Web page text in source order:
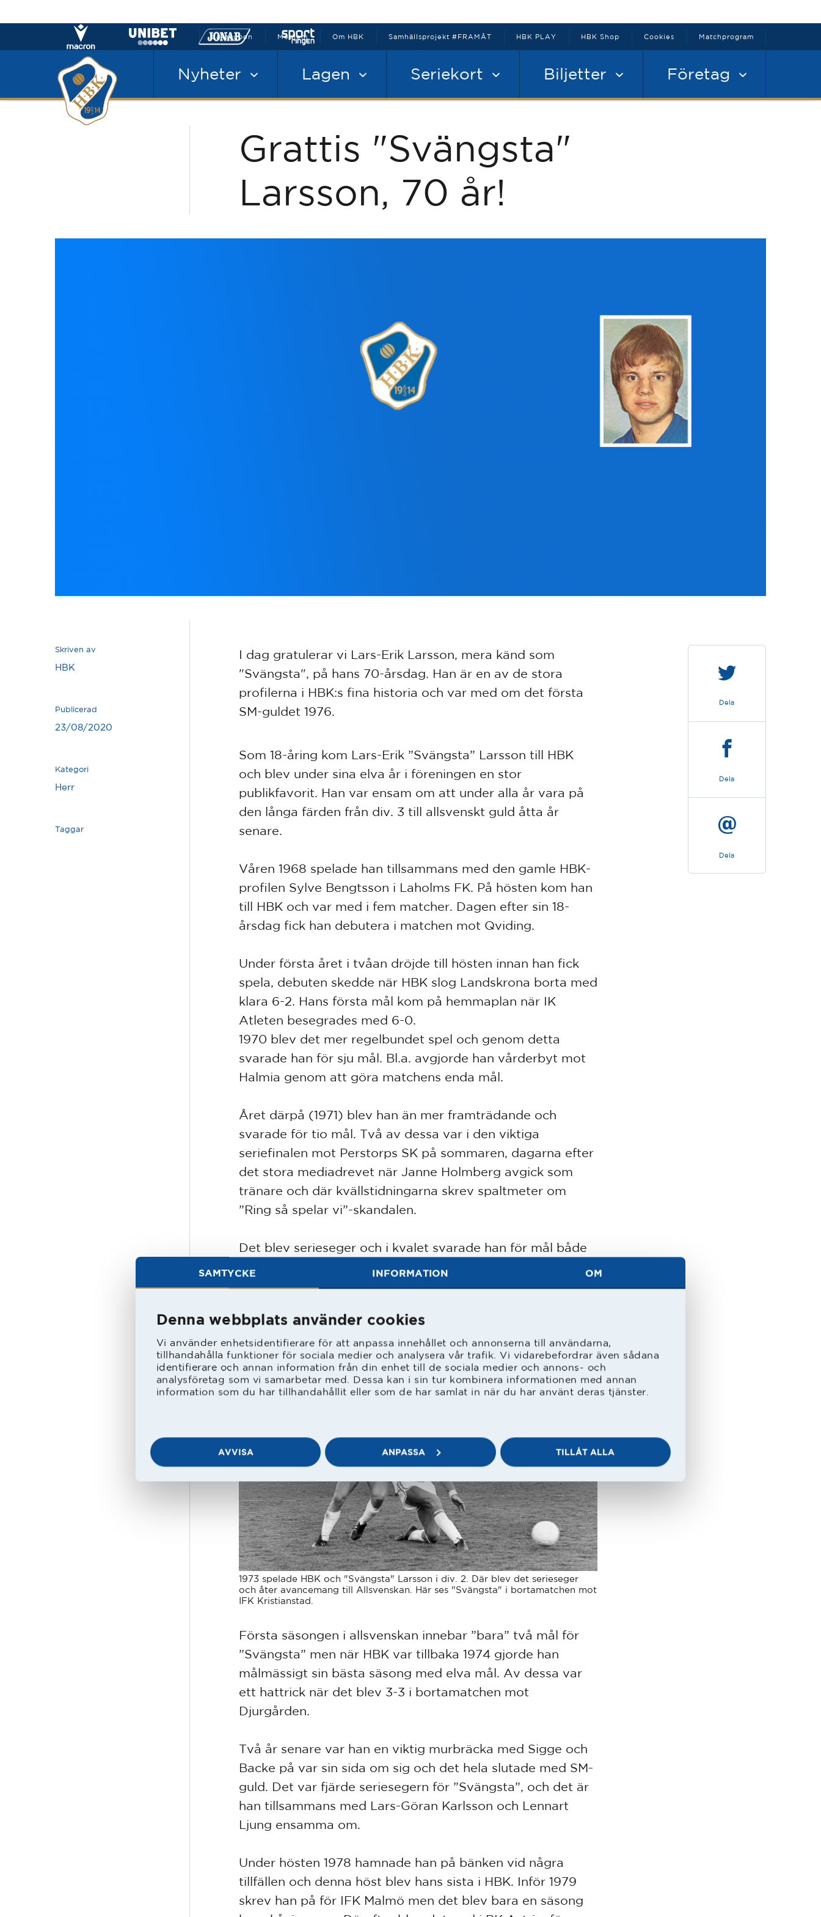
SAMTYCKE INFORMATION OM
Denna webbplats använder cookies
Vi använder enhetsidentifierare för att anpassa innehållet och annonserna till användarna,
tillhandahålla funktioner för sociala medier och analysera vår trafik. Vi vidarebefordrar även sådana
identifierare och annan information från din enhet till de sociala medier och annons- och
analysföretag som vi samarbetar med. Dessa kan i sin tur kombinera informationen med annan
information som du har tillhandahållit eller som de har samlat in när du har använt deras tjänster.
AVVISA ANPASSA TILLÅT ALLA
Nyheter Lagen Seriekort Biljetter Företag
Laxacupen Medlem Om HBK Samhällsprojekt #FRAMÅT HBK PLAY HBK Shop Cookies Matchprogram
Grattis "Svängsta"
Larsson, 70 år!
Skriven av
HBK
Publicerad
23/08/2020
Kategori
Herr
Taggar
Dela
Dela
Dela
I dag gratulerar vi Lars-Erik Larsson, mera känd som
"Svängsta", på hans 70-årsdag. Han är en av de stora
profilerna i HBK:s fina historia och var med om det första
SM-guldet 1976.
Som 18-åring kom Lars-Erik ”Svängsta” Larsson till HBK
och blev under sina elva år i föreningen en stor
publikfavorit. Han var ensam om att under alla år vara på
den långa färden från div. 3 till allsvenskt guld åtta år
senare.
Våren 1968 spelade han tillsammans med den gamle HBK-
profilen Sylve Bengtsson i Laholms FK. På hösten kom han
till HBK och var med i fem matcher. Dagen efter sin 18-
årsdag fick han debutera i matchen mot Qviding.
Under första året i tvåan dröjde till hösten innan han fick
spela, debuten skedde när HBK slog Landskrona borta med
klara 6-2. Hans första mål kom på hemmaplan när IK
Atleten besegrades med 6-0.
1970 blev det mer regelbundet spel och genom detta
svarade han för sju mål. Bl.a. avgjorde han vårderbyt mot
Halmia genom att göra matchens enda mål.
Året därpå (1971) blev han än mer framträdande och
svarade för tio mål. Två av dessa var i den viktiga
seriefinalen mot Perstorps SK på sommaren, dagarna efter
det stora mediadrevet när Janne Holmberg avgick som
tränare och där kvällstidningarna skrev spaltmeter om
”Ring så spelar vi”-skandalen.
Det blev serieseger och i kvalet svarade han för mål både
mot Saab och det viktiga målet hemma mot GAIS. Detta
mål har förevigats i Olle Agnells målning och är numera
1973 spelade HBK och "Svängsta" Larsson i div. 2. Där blev det serieseger
och åter avancemang till Allsvenskan. Här ses "Svängsta" i bortamatchen mot
IFK Kristianstad.
Första säsongen i allsvenskan innebar ”bara” två mål för
”Svängsta” men när HBK var tillbaka 1974 gjorde han
målmässigt sin bästa säsong med elva mål. Av dessa var
ett hattrick när det blev 3-3 i bortamatchen mot
Djurgården.
Två år senare var han en viktig murbräcka med Sigge och
Backe på var sin sida om sig och det hela slutade med SM-
guld. Det var fjärde seriesegern för ”Svängsta”, och det är
han tillsammans med Lars-Göran Karlsson och Lennart
Ljung ensamma om.
Under hösten 1978 hamnade han på bänken vid några
tillfällen och denna höst blev hans sista i HBK. Inför 1979
skrev han på för IFK Malmö men det blev bara en säsong